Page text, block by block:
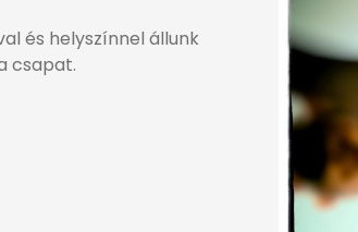
és helyszínnel állunk
csapat.